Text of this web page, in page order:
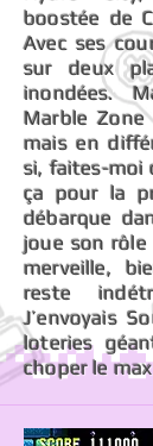
boostée de
Avec ses
sur deux
inondées.
Marble
mais en
si, faites-moi
ça pour la
débarque
joue son rôle
merveille,
reste
J’envoyais
loteries
choper le